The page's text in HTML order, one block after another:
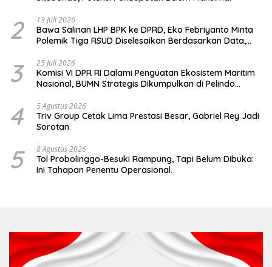
2 13 Juli 2026
Bawa Salinan LHP BPK ke DPRD, Eko Febriyanto Minta
Polemik Tiga RSUD Diselesaikan Berdasarkan Data,
3 25 Juli 2026
Komisi VI DPR RI Dalami Penguatan Ekosistem Maritim
Nasional, BUMN Strategis Dikumpulkan di Pelindo
4 5 Agustus 2026
Triv Group Cetak Lima Prestasi Besar, Gabriel Rey Jadi
Sorotan
5 8 Agustus 2026
Tol Probolinggo-Besuki Rampung, Tapi Belum Dibuka:
Ini Tahapan Penentu Operasional.